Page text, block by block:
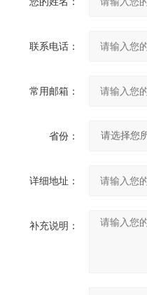
联系电话：
常用邮箱：
省份：
详细地址：
补充说明：